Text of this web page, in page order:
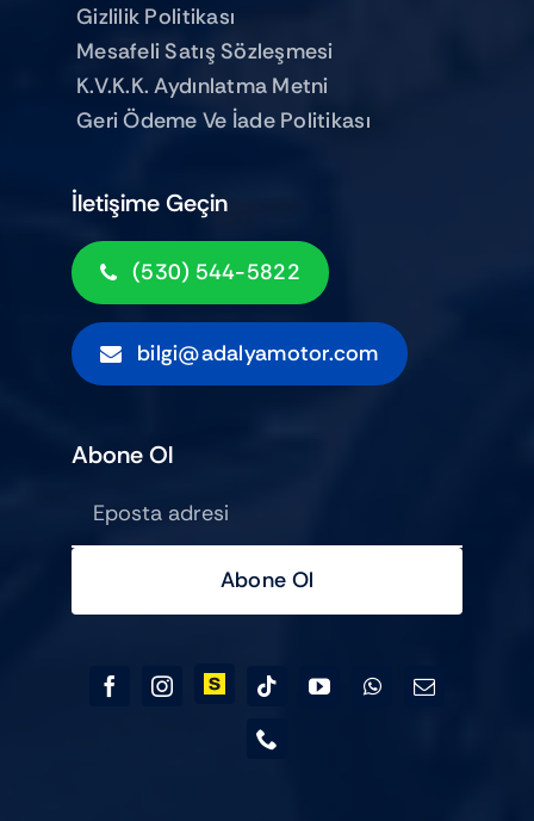
İletişime Geçin
(530) 544-5822
bilgi@adalyamotor.com
Gizlilik Politikası
Mesafeli Satış Sözleşmesi
K.V.K.K. Aydınlatma Metni
Geri Ödeme Ve İade Politikası
Abone Ol
Abone Ol